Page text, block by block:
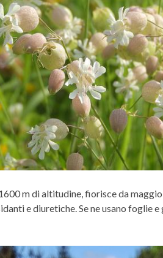
m di altitudine, fiorisce da
e diuretiche. Se ne usano